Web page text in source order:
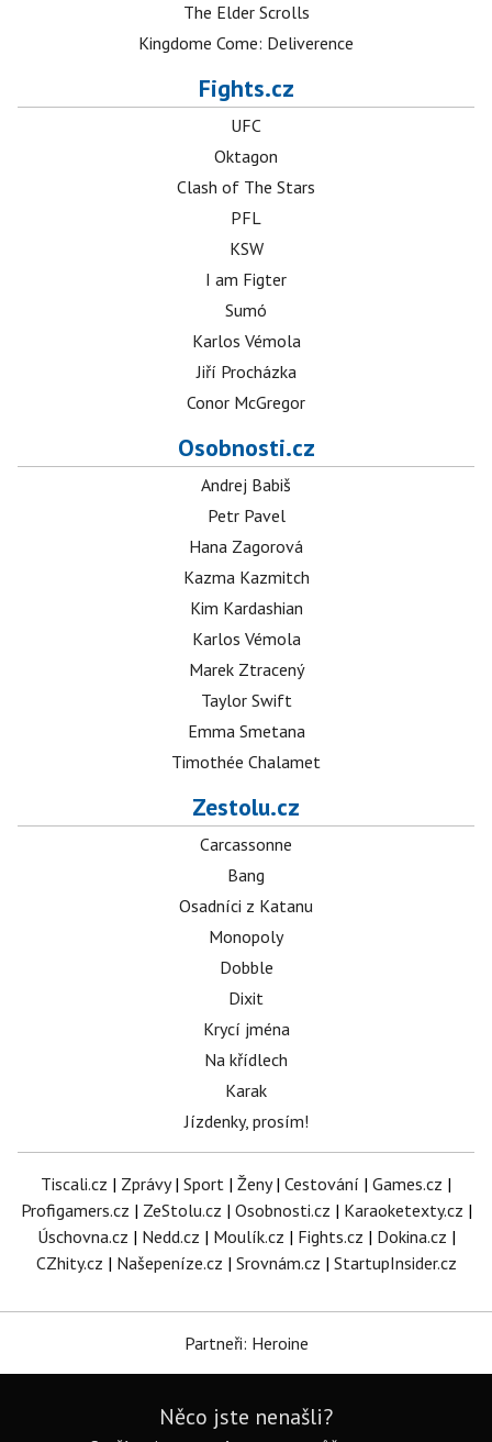
The Elder Scrolls
Kingdome Come: Deliverence
Fights.cz
UFC
Oktagon
Clash of The Stars
PFL
KSW
I am Figter
Sumó
Karlos Vémola
Jiří Procházka
Conor McGregor
Osobnosti.cz
Andrej Babiš
Petr Pavel
Hana Zagorová
Kazma Kazmitch
Kim Kardashian
Karlos Vémola
Marek Ztracený
Taylor Swift
Emma Smetana
Timothée Chalamet
Zestolu.cz
Carcassonne
Bang
Osadníci z Katanu
Monopoly
Dobble
Dixit
Krycí jména
Na křídlech
Karak
Jízdenky, prosím!
Tiscali.cz | Zprávy| Sport | Ženy| Cestování | Games.cz |
Profigamers.cz | ZeStolu.cz | Osobnosti.cz | Karaoketexty.cz |
Úschovna.cz | Nedd.cz | Moulík.cz | Fights.cz | Dokina.cz |
CZhity.cz | Našepeníze.cz | Srovnám.cz | StartupInsider.cz
Partneři: Heroine
Něco jste nenašli?